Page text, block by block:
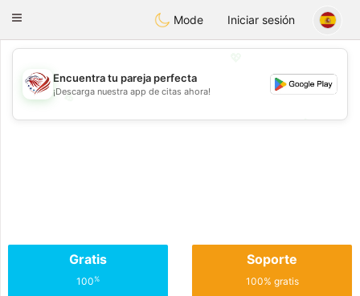
StatesDating
Toggle
Mode Iniciar sesión
💖
💕
Encuentra tu pareja perfecta
¡Descarga nuestra app de citas ahora!
Gratis
100%
Soporte
100% gratis